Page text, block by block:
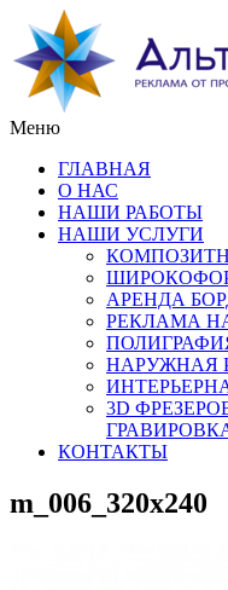
Меню
ГЛАВНАЯ
О НАС
НАШИ РАБОТЫ
НАШИ УСЛУГИ
АРЕНДА
РЕКЛАМА
НАРУЖНАЯ
3D
КОНТАКТЫ
m_006_320x240